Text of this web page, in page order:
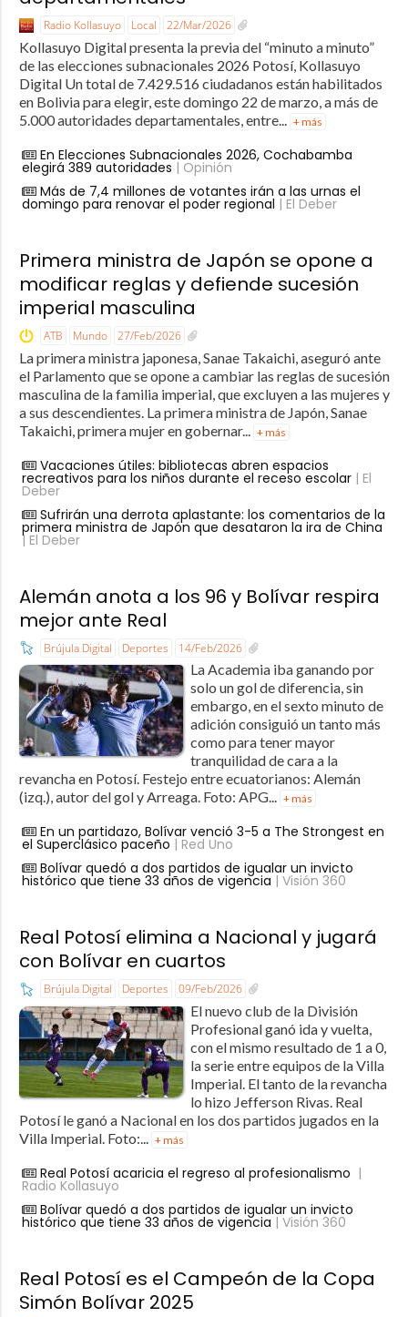
Radio Kollasuyo Local 22/Mar/2026
Kollasuyo Digital presenta la previa del “minuto a minuto”
de las elecciones subnacionales 2026 Potosí, Kollasuyo
Digital Un total de 7.429.516 ciudadanos están habilitados
en Bolivia para elegir, este domingo 22 de marzo, a más de
5.000 autoridades departamentales, entre...
+ más
En Elecciones Subnacionales 2026, Cochabamba
elegirá 389 autoridades | Opinión
Más de 7,4 millones de votantes irán a las urnas el
domingo para renovar el poder regional | El Deber
Primera ministra de Japón se opone a
modificar reglas y defiende sucesión
imperial masculina
ATB Mundo 27/Feb/2026
La primera ministra japonesa, Sanae Takaichi, aseguró ante
el Parlamento que se opone a cambiar las reglas de sucesión
masculina de la familia imperial, que excluyen a las mujeres y
a sus descendientes. La primera ministra de Japón, Sanae
Takaichi, primera mujer en gobernar...
+ más
Vacaciones útiles: bibliotecas abren espacios
recreativos para los niños durante el receso escolar| El
Deber
Sufrirán una derrota aplastante: los comentarios de la
primera ministra de Japón que desataron la ira de China
| El Deber
Alemán anota a los 96 y Bolívar respira
mejor ante Real
Brújula Digital Deportes 14/Feb/2026
La Academia iba ganando por
solo un gol de diferencia, sin
embargo, en el sexto minuto de
adición consiguió un tanto más
como para tener mayor
tranquilidad de cara a la
revancha en Potosí. Festejo entre ecuatorianos: Alemán
(izq.), autor del gol y Arreaga. Foto: APG... + más
En un partidazo, Bolívar venció 3-5 a The Strongest en
el Superclásico paceño | Red Uno
Bolívar quedó a dos partidos de igualar un invicto
histórico que tiene 33 años de vigencia | Visión 360
Real Potosí elimina a Nacional y jugará
con Bolívar en cuartos
Brújula Digital Deportes 09/Feb/2026
El nuevo club de la División
Profesional ganó ida y vuelta,
con el mismo resultado de 1 a 0,
la serie entre equipos de la Villa
Imperial. El tanto de la revancha
lo hizo Jefferson Rivas. Real
Potosí le ganó a Nacional en los dos partidos jugados en la
Villa Imperial. Foto:... + más
Real Potosí acaricia el regreso al profesionalismo |
Radio Kollasuyo
Bolívar quedó a dos partidos de igualar un invicto
histórico que tiene 33 años de vigencia | Visión 360
Real Potosí es el Campeón de la Copa
Simón Bolívar 2025